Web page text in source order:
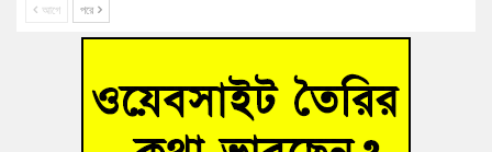
গ্রিসে দুই শতাধিক অভিবাসী উদ্ধার, বেশিরভাগই বাংলাদেশি
বুড়িচংয়ে নিখোঁজের ৩ দিন পর ফিশারির পুকুরে রিকশাচালকের মরদেহ
আগে পরে